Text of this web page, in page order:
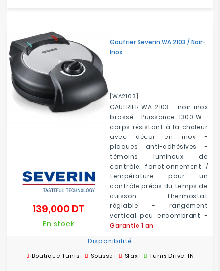
Electroménager
Bureautique
Réseau
Sécurité
Gaufrier Severin WA 2103 / Noir-
Inox
[WA2103]
GAUFRIER WA 2103 - noir-inox
brossé - Puissance: 1300 W -
corps résistant à la chaleur
avec décor en inox -
plaques anti-adhésives -
témoins lumineux de
contrôle: fonctionnement /
température pour un
contrôle précis du temps de
cuisson - thermostat
réglable - rangement
vertical peu encombrant -
Garantie 1 an
139,000 DT
En stock
Disponibilité
Boutique Tunis Sousse Sfax Tunis Drive-IN